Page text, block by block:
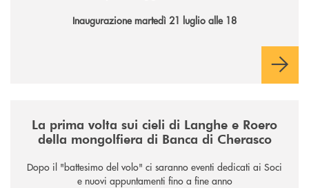
Inaugurazione martedì 21 luglio alle 18
La prima volta sui cieli di Langhe e Roero
della mongolfiera di Banca di Cherasco
Dopo il "battesimo del volo" ci saranno eventi dedicati ai Soci
e nuovi appuntamenti fino a fine anno